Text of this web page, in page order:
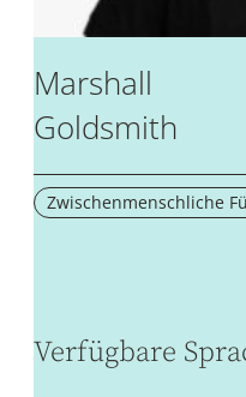
Marshall
Goldsmith
Zwischenmenschliche
Verfügbare